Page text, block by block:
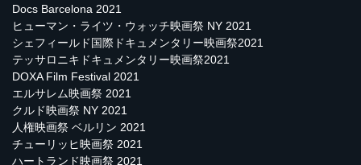
Docs Barcelona 2021
ヒューマン・ライツ・ウォッチ映画祭 NY 2021
シェフィールド国際ドキュメンタリー映画祭2021
テッサロニキドキュメンタリー映画祭2021
DOXA Film Festival 2021
エルサレム映画祭 2021
クルド映画祭 NY 2021
人権映画祭 ベルリン 2021
チューリッヒ映画祭 2021
ハートランド映画祭 2021